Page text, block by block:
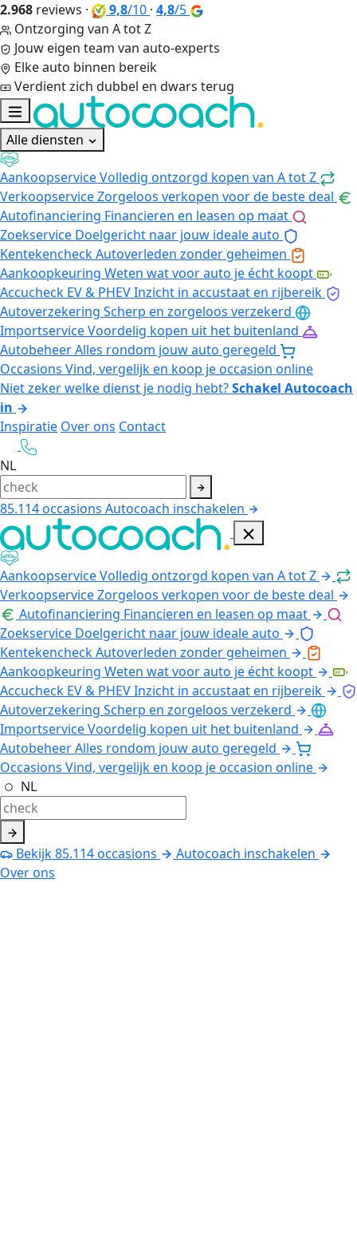
2.968 reviews · 9,8/10 · 4,8/5
Ontzorging van A tot Z
Jouw eigen team van auto-experts
Elke auto binnen bereik
Verdient zich dubbel en dwars terug
Alle diensten
AankoopserviceVolledig ontzorgd kopen van A tot Z
VerkoopserviceZorgeloos verkopen voor de beste deal
Autofinanciering Financieren en leasen op maat
Zoekservice Doelgericht naar jouw ideale auto
KentekencheckAutoverleden zonder geheimen
Aankoopkeuring Weten wat voor auto je écht koopt
Accucheck EV & PHEVInzicht in accustaat en rijbereik
Autoverzekering Scherp en zorgeloos verzekerd
ImportserviceVoordelig kopen uit het buitenland
AutobeheerAlles rondom jouw auto geregeld
Occasions Vind, vergelijk en koop je occasion online
Niet zeker welke dienst je nodig hebt?Schakel Autocoach
in
Inspiratie Over ons Contact
NL
85.114occasions Autocoach inschakelen
AankoopserviceVolledig ontzorgd kopen van A tot Z
VerkoopserviceZorgeloos verkopen voor de beste deal
Autofinanciering Financieren en leasen op maat
Zoekservice Doelgericht naar jouw ideale auto
KentekencheckAutoverleden zonder geheimen
Aankoopkeuring Weten wat voor auto je écht koopt
Accucheck EV & PHEVInzicht in accustaat en rijbereik
Autoverzekering Scherp en zorgeloos verzekerd
ImportserviceVoordelig kopen uit het buitenland
AutobeheerAlles rondom jouw auto geregeld
Occasions Vind, vergelijk en koop je occasion online
NL
Bekijk85.114occasions
Autocoach inschakelen
Over ons